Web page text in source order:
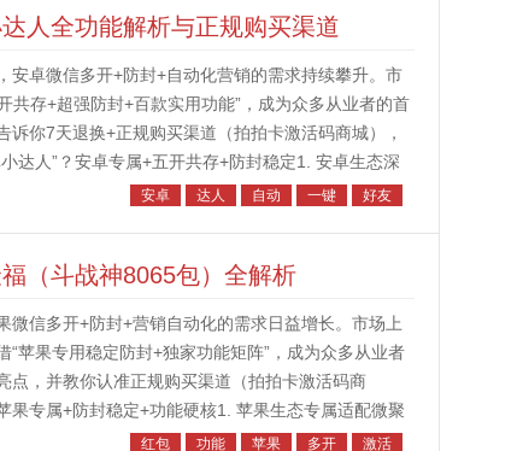
人全功能解析与正规购买渠道
卓微信多开+防封+自动化营销的需求持续攀升。市
共存+超强防封+百款实用功能”，成为众多从业者的首
你7天退换+正规购买渠道（拍拍卡激活码商城），
达人”？安卓专属+五开共存+防封稳定1. 安卓生态深
的微信多开...
安卓 达人 自动 一键 好友
（斗战神8065包）全解析
信多开+防封+营销自动化的需求日益增长。市场上
“苹果专用稳定防封+独家功能矩阵”，成为众多从业者
点，并教你认准正规购买渠道（拍拍卡激活码商
专属+防封稳定+功能硬核1. 苹果生态专属适配微聚
具，针对苹果系统特...
红包 功能 苹果 多开 激活